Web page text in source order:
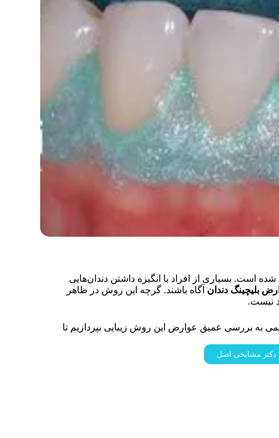
است. بسیاری از افراد با انگیزه داشتن دندان‌هایی
بلیچینگ دندان آگاه باشند. گرچه این روش در ظاهر
نیست.
به بررسی عمیق عوارض این روش زیبایی بپردازیم تا
دکتر مشایخی اصل